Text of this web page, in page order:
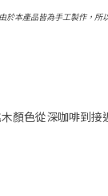
於本產品皆為手工製作，所
木顏色從深咖啡到